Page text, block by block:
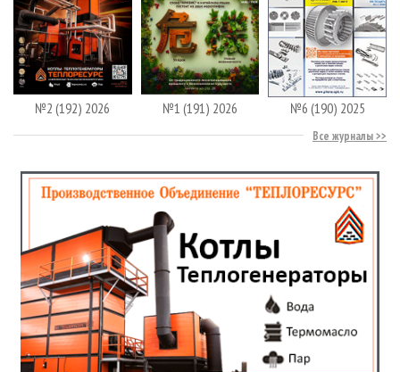
№2 (192) 2026 №1 (191) 2026 №6 (190) 2025
Все журналы